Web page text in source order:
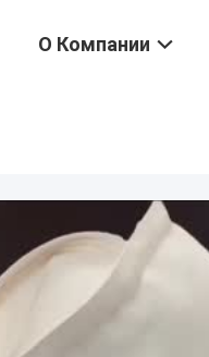
О Компании